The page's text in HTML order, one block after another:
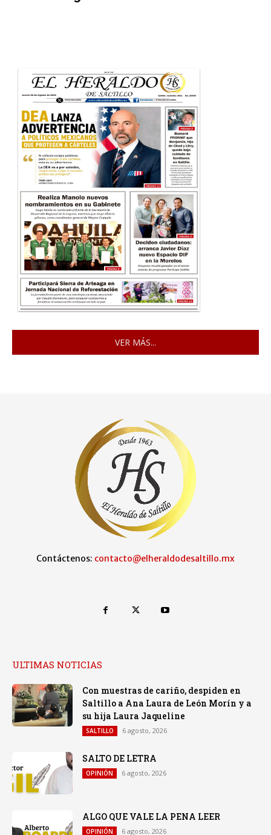
VER MÁS...
Contáctenos: contacto@elheraldodesaltillo.mx
ULTIMAS NOTICIAS
Con muestras de cariño, despiden en
Saltillo a Ana Laura de León Morín y a
su hija Laura Jaqueline
SALTILLO 6 agosto, 2026
SALTO DE LETRA
OPINIÓN 6 agosto, 2026
ALGO QUE VALE LA PENA LEER
OPINIÓN 6 agosto, 2026